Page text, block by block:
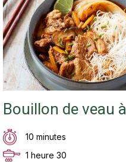
Bouillon de veau
10 minutes
1 heure 30